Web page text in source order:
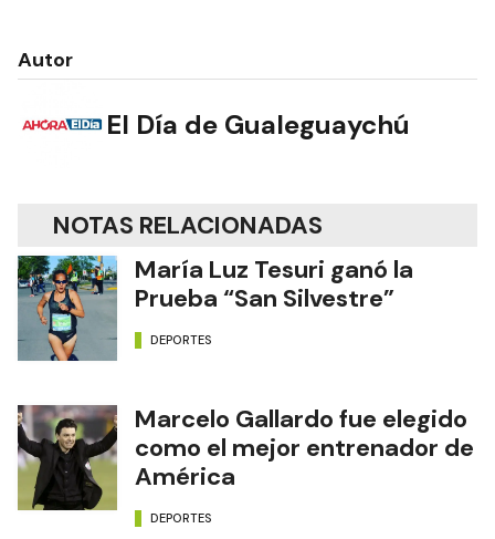
Autor
El Día de Gualeguaychú
NOTAS RELACIONADAS
María Luz Tesuri ganó la
Prueba “San Silvestre”
DEPORTES
Marcelo Gallardo fue elegido
como el mejor entrenador de
América
DEPORTES